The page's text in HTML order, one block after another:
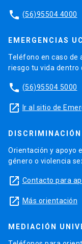
phone (56)95504 4000
EMERGENCIAS UC
Teléfono en caso de
riesgo tu vida dentro
phone (56)95504 5000
launch Ir al sitio de
Orientación y apoyo
género o violencia
launch Contacto para
launch Más orientación
MEDIACIÓN